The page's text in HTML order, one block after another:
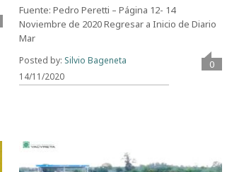
Fuente: Pedro Peretti – Página 12- 14
Noviembre de 2020 Regresar a Inicio de Diario
Mar
Posted by: Silvio Bageneta
14/11/2020
0